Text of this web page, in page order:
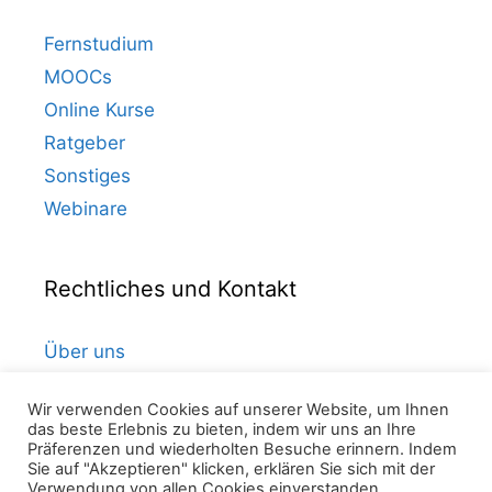
Fernstudium
MOOCs
Online Kurse
Ratgeber
Sonstiges
Webinare
Rechtliches und Kontakt
Über uns
Datenschutz
Impressum
Wir verwenden Cookies auf unserer Website, um Ihnen
das beste Erlebnis zu bieten, indem wir uns an Ihre
Präferenzen und wiederholten Besuche erinnern. Indem
Sie auf "Akzeptieren" klicken, erklären Sie sich mit der